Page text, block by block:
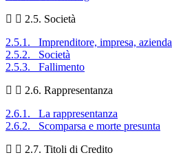
2.5. Società
2.5.1. Imprenditore, impresa, azienda
2.5.2. Società
2.5.3. Fallimento
2.6. Rappresentanza
2.6.1. La rappresentanza
2.6.2. Scomparsa e morte presunta
2.7. Titoli di Credito